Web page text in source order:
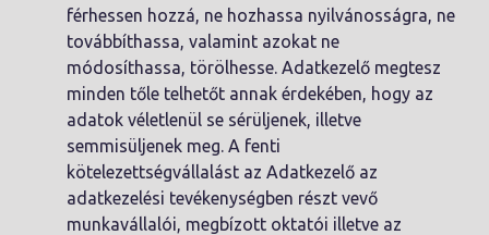
férhessen hozzá, ne hozhassa nyilvánosságra, ne
továbbíthassa, valamint azokat ne
módosíthassa, törölhesse. Adatkezelő megtesz
minden tőle telhetőt annak érdekében, hogy az
adatok véletlenül se sérüljenek, illetve
semmisüljenek meg. A fenti
kötelezettségvállalást az Adatkezelő az
adatkezelési tevékenységben részt vevő
munkavállalói, megbízott oktatói illetve az